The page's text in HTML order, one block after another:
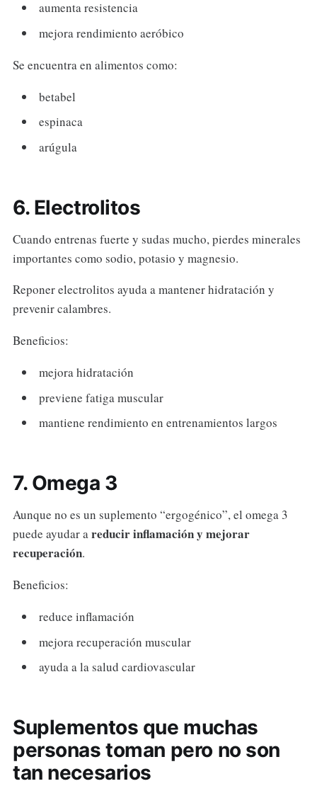
aumenta resistencia
mejora rendimiento aeróbico
Se encuentra en alimentos como:
betabel
espinaca
arúgula
6. Electrolitos
Cuando entrenas fuerte y sudas mucho, pierdes minerales
importantes como sodio, potasio y magnesio.
Reponer electrolitos ayuda a mantener hidratación y
prevenir calambres.
Beneficios:
mejora hidratación
previene fatiga muscular
mantiene rendimiento en entrenamientos largos
7. Omega 3
Aunque no es un suplemento “ergogénico”, el omega 3
puede ayudar areducir inflamación y mejorar
recuperación.
Beneficios:
reduce inflamación
mejora recuperación muscular
ayuda a la salud cardiovascular
Suplementos que muchas
personas toman pero no son
tan necesarios